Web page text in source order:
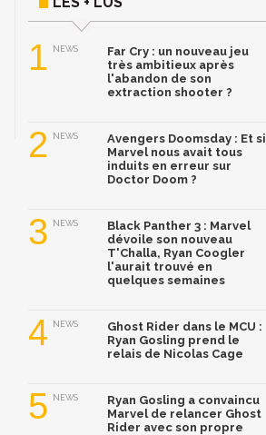
1 NEWS
Far Cry : un nouveau jeu
très ambitieux après
l'abandon de son
extraction shooter ?
2 NEWS
Avengers Doomsday : Et si
Marvel nous avait tous
induits en erreur sur
Doctor Doom ?
3 NEWS
Black Panther 3 : Marvel
dévoile son nouveau
T'Challa, Ryan Coogler
l'aurait trouvé en
quelques semaines
4 NEWS
Ghost Rider dans le MCU :
Ryan Gosling prend le
relais de Nicolas Cage
5 NEWS
Ryan Gosling a convaincu
Marvel de relancer Ghost
Rider avec son propre